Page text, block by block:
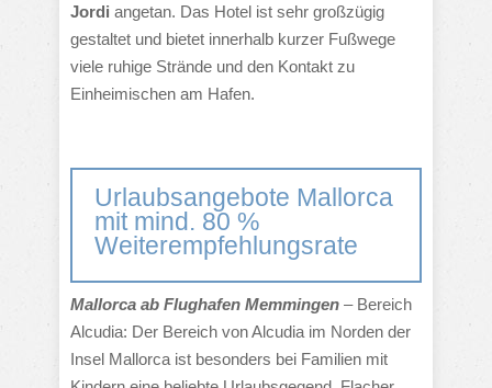
Jordi angetan. Das Hotel ist sehr großzügig
gestaltet und bietet innerhalb kurzer Fußwege
viele ruhige Strände und den Kontakt zu
Einheimischen am Hafen.
Urlaubsangebote Mallorca
mit mind. 80 %
Weiterempfehlungsrate
Mallorca ab Flughafen Memmingen – Bereich
Alcudia: Der Bereich von Alcudia im Norden der
Insel Mallorca ist besonders bei Familien mit